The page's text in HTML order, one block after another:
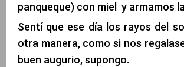
panqueque) con miel y armamos
Sentí que ese día los rayos del
otra manera, como si nos
buen augurio, supongo.